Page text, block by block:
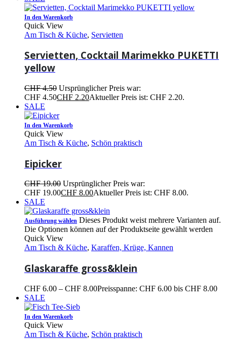
In den Warenkorb
Quick View
Am Tisch & Küche, Servietten
Servietten, Cocktail Marimekko PUKETTI
yellow
CHF4.50 Ursprünglicher Preis war:
CHF 4.50CHF 2.20Aktueller Preis ist: CHF 2.20.
SALE
In den Warenkorb
Quick View
Am Tisch & Küche, Schön praktisch
Eipicker
CHF19.00 Ursprünglicher Preis war:
CHF 19.00CHF 8.00Aktueller Preis ist: CHF 8.00.
SALE
Ausführung wählen Dieses Produkt weist mehrere Varianten auf.
Die Optionen können auf der Produktseite gewählt werden
Quick View
Am Tisch & Küche, Karaffen, Krüge, Kannen
Glaskaraffe gross&klein
CHF 6.00 – CHF 8.00Preisspanne: CHF 6.00 bis CHF 8.00
SALE
In den Warenkorb
Quick View
Am Tisch & Küche, Schön praktisch